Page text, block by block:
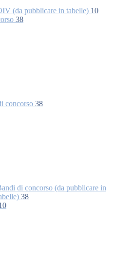
(da pubblicare in tabelle) 10
38
concorso 38
di concorso (da pubblicare in
38